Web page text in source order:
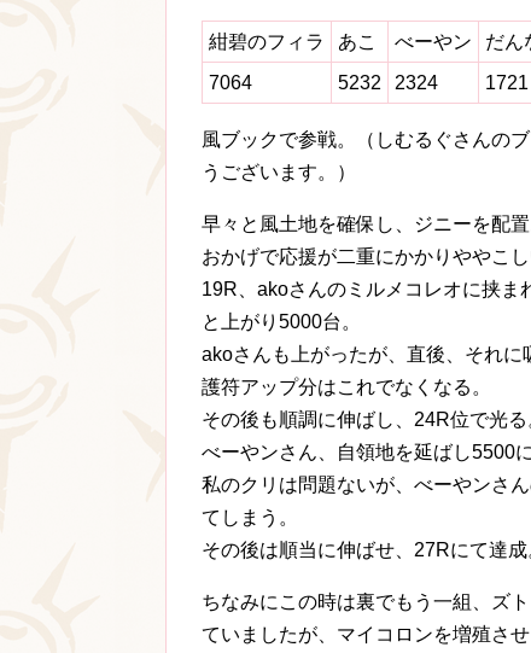
紺碧のフィラ あこ べーやン
だん
7064
5232 2324 1721
風ブックで参戦。（しむるぐさんの
うございます。）
早々と風土地を確保し、ジニーを配
おかげで応援が二重にかかりややこ
19R、akoさんのミルメコレオに挟ま
と上がり5000台。
akoさんも上がったが、直後、それに
護符アップ分はこれでなくなる。
その後も順調に伸ばし、24R位で光る
べーやンさん、自領地を延ばし5500
私のクリは問題ないが、べーやンさ
てしまう。
その後は順当に伸ばせ、27Rにて達成
ちなみにこの時は裏でもう一組、ズ
ていましたが、マイコロンを増殖さ